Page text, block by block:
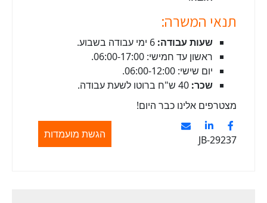
תנאי המשרה:
שעות עבודה:
ראשון עד חמישי: 06:00-17:00.
יום שישי: 06:00-12:00.
שכר:
מצטרפים אלינו כבר היום!
JB-29237 הגשת מועמדות